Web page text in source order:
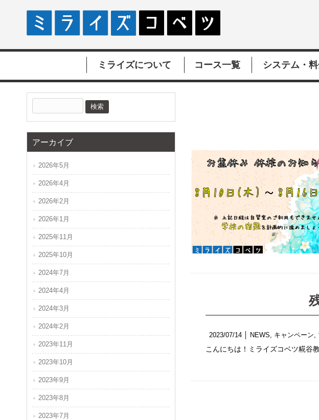
ミライズについて コース一覧 システム・
2023/07/14│ NEWS キャンペーン
こんにちは！ミライズコベツ糀谷
アーカイブ
2026年5月
2026年4月
2026年2月
2026年1月
2025年11月
2025年10月
2024年7月
2024年4月
2024年3月
2024年2月
2023年11月
2023年10月
2023年9月
2023年8月
2023年7月